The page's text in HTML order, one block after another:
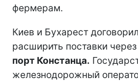
фермерам.
Киев и Бухарест
расширить поставки через
порт Констанца.
железнодорожный